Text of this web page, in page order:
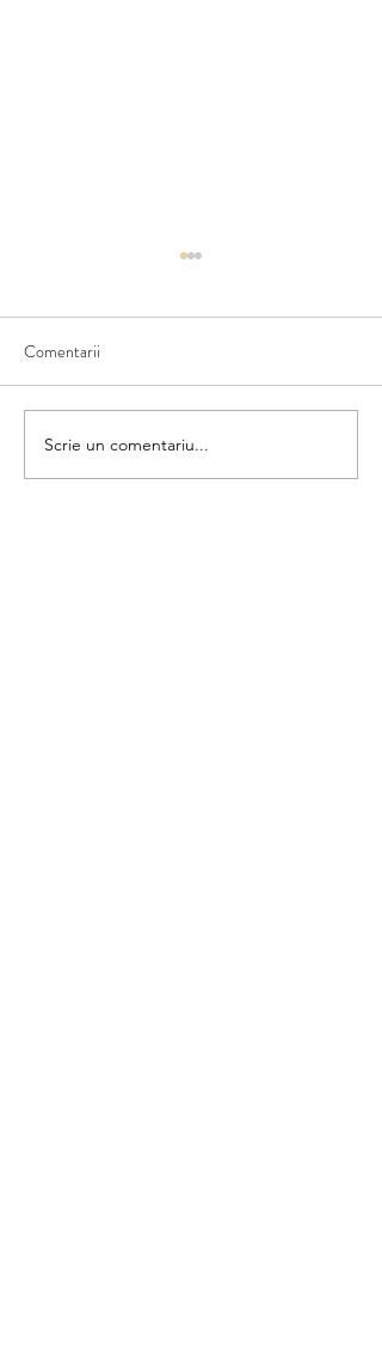
Matematica din umbră
Comentarii
Scrie un comentariu...